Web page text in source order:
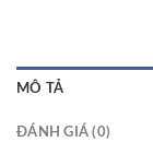
MÔ TẢ
ĐÁNH GIÁ (0)